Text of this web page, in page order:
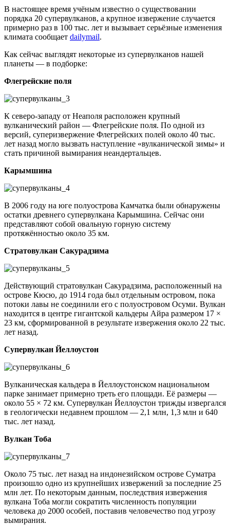
В настоящее время учёным известно о существовании
порядка 20 супервулканов, а крупное извержение случается
примерно раз в 100 тыс. лет и вызывает серьёзные изменения
климата сообщает dailymail.
Как сейчас выглядят некоторые из супервулканов нашей
планеты — в подборке:
Флегрейские поля
К северо-западу от Неаполя расположен крупный
вулканический район — Флегрейские поля. По одной из
версий, суперизвержение Флегрейских полей около 40 тыс.
лет назад могло вызвать наступление «вулканической зимы» и
стать причиной вымирания неандертальцев.
Карымшина
В 2006 году на юге полуострова Камчатка были обнаружены
остатки древнего супервулкана Карымшина. Сейчас они
представляют собой овальную горную систему
протяжённостью около 35 км.
Стратовулкан Сакурадзима
Действующий стратовулкан Сакурадзима, расположенный на
острове Кюсю, до 1914 года был отдельным островом, пока
потоки лавы не соединили его с полуостровом Осуми. Вулкан
находится в центре гигантской кальдеры Айра размером 17 ×
23 км, сформированной в результате извержения около 22 тыс.
лет назад.
Супервулкан Йеллоустон
Вулканическая кальдера в Йеллоустонском национальном
парке занимает примерно треть его площади. Её размеры —
около 55 × 72 км. Супервулкан Йеллоустон трижды извергался
в геологически недавнем прошлом — 2,1 млн, 1,3 млн и 640
тыс. лет назад.
Вулкан Тоба
Около 75 тыс. лет назад на индонезийском острове Суматра
произошло одно из крупнейших извержений за последние 25
млн лет. По некоторым данным, последствия извержения
вулкана Тоба могли сократить численность популяции
человека до 2000 особей, поставив человечество под угрозу
вымирания.